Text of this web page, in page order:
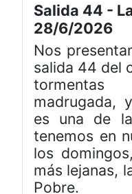
Salida 44 -
28/6/2026
Nos
salida 44 del
madrugada,
es una de
tenemos en
los
más lejanas,
Pobre.